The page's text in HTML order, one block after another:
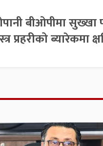
बीओपीमा सुख्खा
प्रहरीको ब्यारेकमा